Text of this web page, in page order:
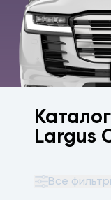
Largus
Все